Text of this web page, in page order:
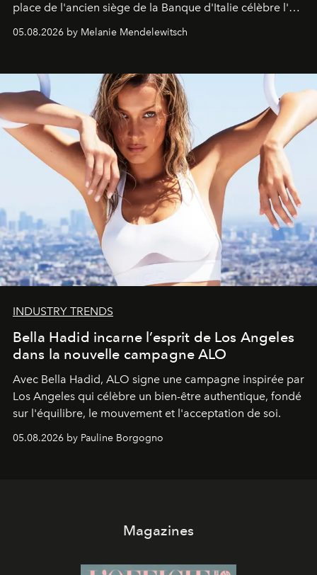
place de l'ancien siège de la Banque d'Italie célèbre l'art
de vivre Romain dans toute son élégance intemporelle.
05.08.2026 by Melanie Mendelewitsch
INDUSTRY TRENDS
Bella Hadid incarne l’esprit de Los Angeles
dans la nouvelle campagne ALO
Avec Bella Hadid, ALO signe une campagne inspirée par
Los Angeles qui célèbre un bien-être authentique, fondé
sur l'équilibre, le mouvement et l'acceptation de soi.
05.08.2026 by Pauline Borgogno
Magazines